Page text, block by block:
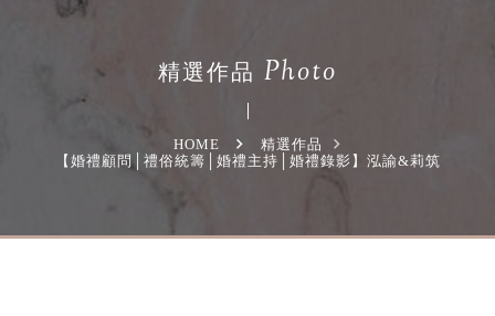
精選作品 Photo
HOME
精選作品
【婚禮顧問│禮俗統籌│婚禮主持│婚禮錄影】泓諭&莉筑